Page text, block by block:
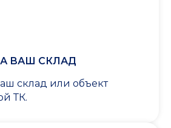
ВАШ СКЛАД
склад или объект
ТК.